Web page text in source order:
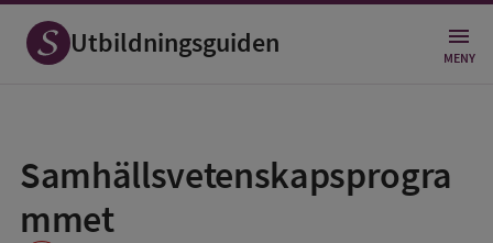
Utbildningsguiden MENY
Samhällsvetenskapsprogra
mmet
som
favorit